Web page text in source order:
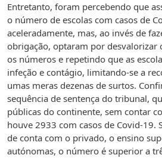
Entretanto, foram percebendo que
o número de escolas com casos de
aceleradamente, mas, ao invés de
obrigação, optaram por desvalorizar
os números e repetindo que as
infeção e contágio, limitando-se a
umas meras dezenas de surtos.
sequência de sentença do tribunal,
públicas do continente, sem contar
houve 2933 com casos de Covid-19.
de conta com o privado, o ensino
autónomas, o número é superior a